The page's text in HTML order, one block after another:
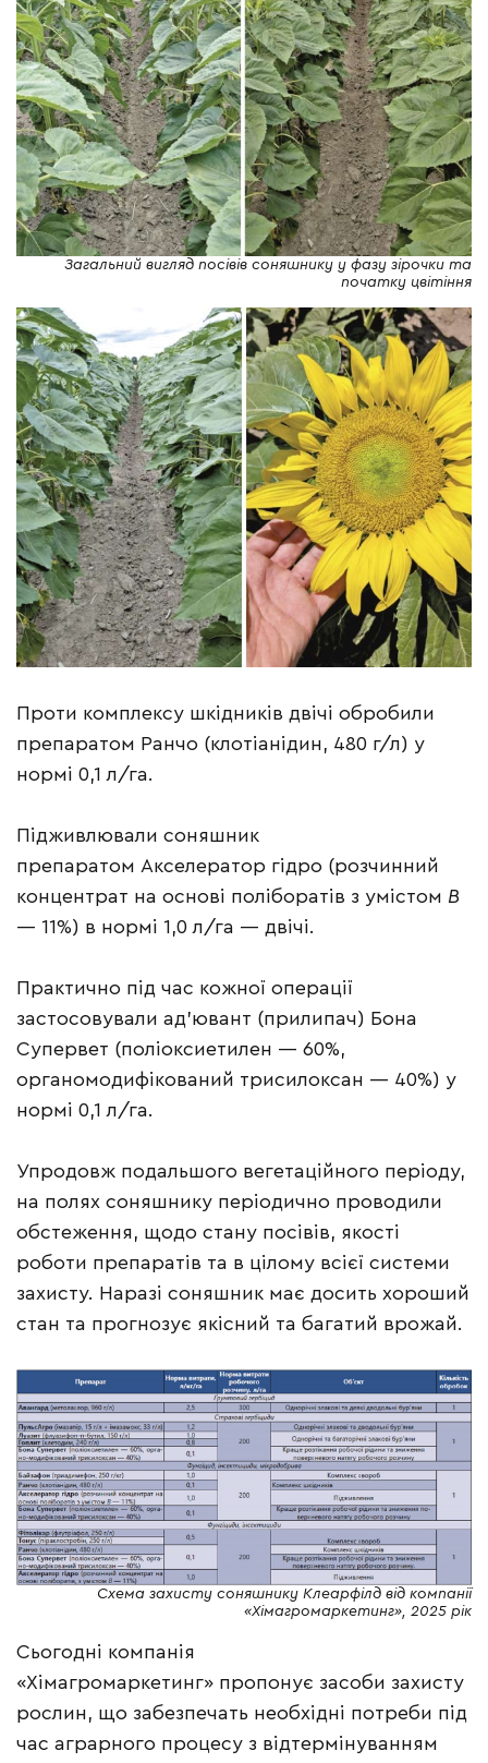
Загальний вигляд посівів соняшнику у фазу зірочки та
початку цвітіння
Проти комплексу шкідників двічі обробили
препаратом Ранчо (клотіанідин, 480 г/л) у
нормі 0,1 л/га.
Підживлювали соняшник
препаратом Акселератор гідро (розчинний
концентрат на основі поліборатів з умістом B
— 11%) в нормі 1,0 л/га — двічі.
Практично під час кожної операції
застосовували ад’ювант (прилипач) Бона
Супервет (поліоксиетилен — 60%,
органомодифікований трисилоксан — 40%) у
нормі 0,1 л/га.
Упродовж подальшого вегетаційного періоду,
на полях соняшнику періодично проводили
обстеження, щодо стану посівів, якості
роботи препаратів та в цілому всієї системи
захисту. Наразі соняшник має досить хороший
стан та прогнозує якісний та багатий врожай.
Схема захисту соняшнику Клеарфілд від компанії
«Хімагромаркетинг», 2025 рік
Сьогодні компанія
«Хімагромаркетинг» пропонує засоби захисту
рослин, що забезпечать необхідні потреби під
час аграрного процесу з відтермінуванням